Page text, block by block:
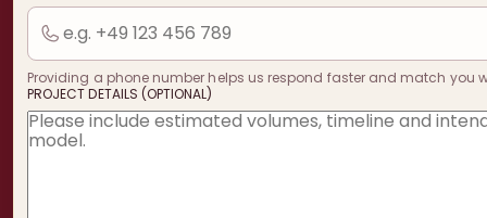
Providing a phone number helps us respond faster and match you
PROJECT DETAILS (OPTIONAL)